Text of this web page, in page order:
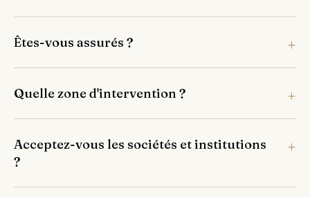
Êtes-vous assurés ?
Quelle zone d'intervention ?
Acceptez-vous les sociétés et institutions
?